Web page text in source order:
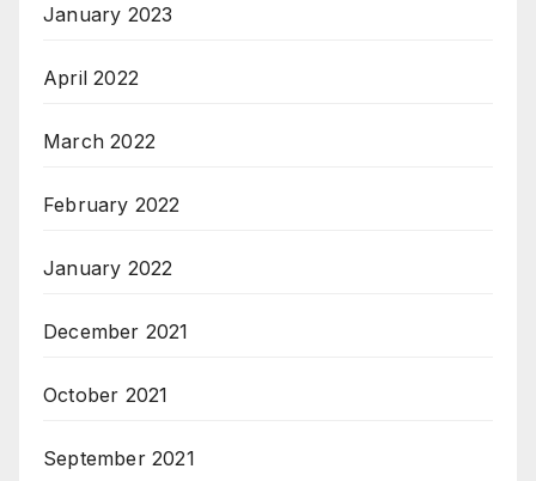
January 2023
April 2022
March 2022
February 2022
January 2022
December 2021
October 2021
September 2021